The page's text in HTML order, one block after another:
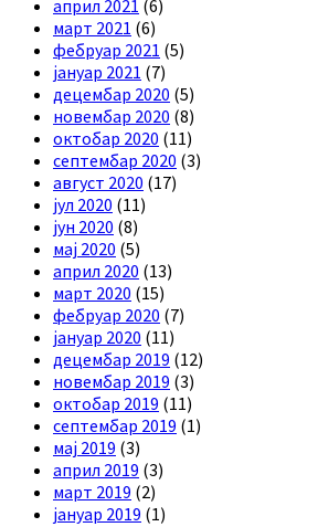
април 2021 (6)
март 2021 (6)
фебруар 2021 (5)
јануар 2021 (7)
децембар 2020 (5)
новембар 2020 (8)
октобар 2020 (11)
септембар 2020 (3)
август 2020 (17)
јул 2020 (11)
јун 2020 (8)
мај 2020 (5)
април 2020 (13)
март 2020 (15)
фебруар 2020 (7)
јануар 2020 (11)
децембар 2019 (12)
новембар 2019 (3)
октобар 2019 (11)
септембар 2019 (1)
мај 2019 (3)
април 2019 (3)
март 2019 (2)
јануар 2019 (1)